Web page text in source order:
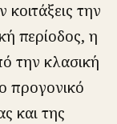
την
περίοδος, η
την κλασική
προγονικό
και της